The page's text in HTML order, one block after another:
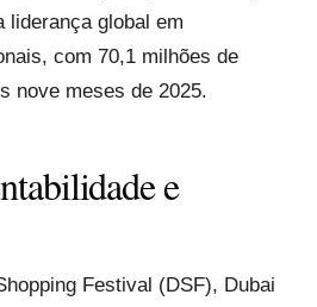
liderança global em
com 70,1 milhões de
nove meses de 2025.
e
Festival (DSF), Dubai